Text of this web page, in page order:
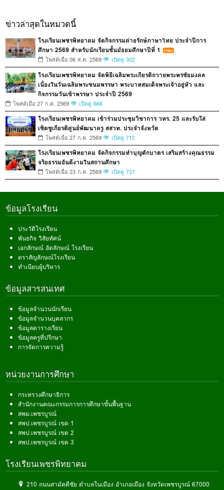
ข่าวล่าสุดในหมวดนี้
โรงเรียนเพชรพิทยาคม จัดกิจกรรมค่ายรักษ์ภาษาไทย ประจำปีการ
ศึกษา 2569 สำหรับนักเรียนชั้นมัธยมศึกษาปีที่ 1
โพสต์เมื่อ 06 ส.ค. 2569 เปิดดู 302
โรงเรียนเพชรพิทยาคม จัดพิธีเฉลิมพระเกียรติถวายพระพรชัยมงคล
เนื่องในวันเฉลิมพระชนมพรรษา พระบาทสมเด็จพระเจ้าอยู่หัว และ
กิจกรรมวันเข้าพรรษา ประจำปี 2569
โพสต์เมื่อ 27 ก.ค. 2569 เปิดดู 666
โรงเรียนเพชรพิทยาคม เข้าร่วมประชุมวิชาการ วทร. 25 และรับโล่
เชิดชูเกียรติศูนย์พัฒนาครู สสวท. ประจำจังหวัด
โพสต์เมื่อ 27 ก.ค. 2569 เปิดดู 712
โรงเรียนเพชรพิทยาคม จัดกิจกรรมทำบุญตักบาตร เสริมสร้างคุณธรรม
จริยธรรมอันดีงามในสถานศึกษา
โพสต์เมื่อ 23 ก.ค. 2569 เปิดดู 737
ข้อมูลโรงเรียน
ประวัติโรงเรียน
พันธกิจ วิสัยทัศน์
เอกลักษณ์ อัตลักษณ์ โรงเรียน
ตราสัญลักษณ์โรงเรียน
ทำเนียบผู้บริหาร
ข้อมูลสารสนเทศ
ข้อมูลจำนวนนักเรียน
ข้อมูลจำนวนบุคลากร
ข้อมูลตารางเรียน
ข้อมูลครูที่ปรึกษา
การจัดการความรู้
หน่วยงานการศึกษา
กระทรวงศึกษาธิการ
สำนักงานคณะกรรมการการศึกษาขั้นพื้นฐาน
สพม.เพชรบูรณ์
สพป.เพชรบูรณ์ เขต 1
สพป.เพชรบูรณ์ เขต 2
สพป.เพชรบูรณ์ เขต 3
โรงเรียนเพชรพิทยาคม
210 ถนนสามัคคีชัย ตำบลในเมือง อำเภอเมือง จังหวัดเพชรบูรณ์ 67000